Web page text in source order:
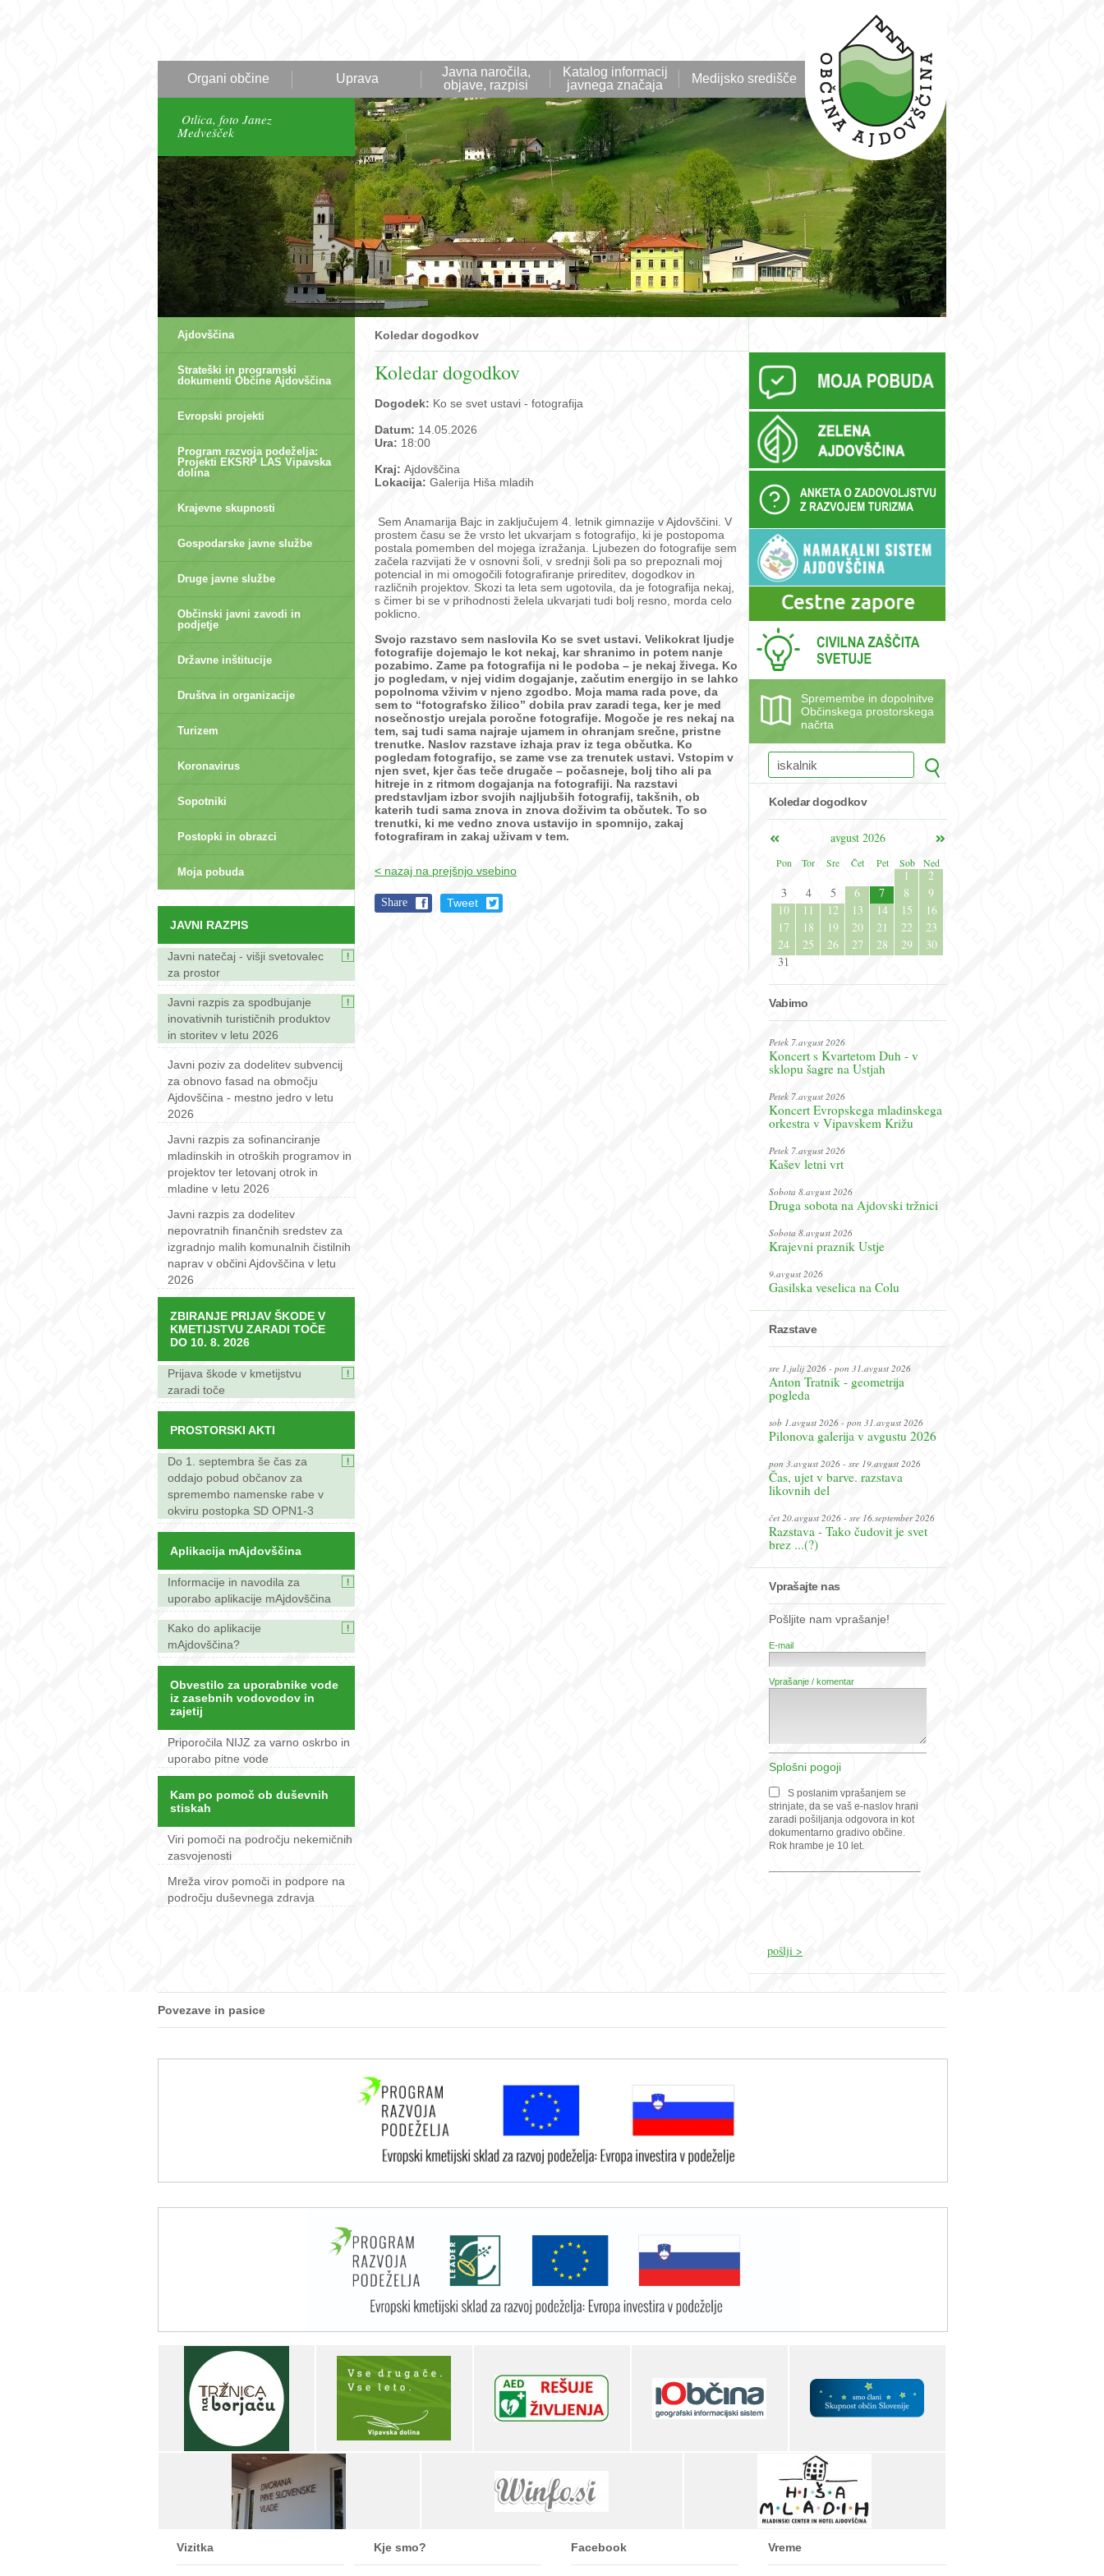
Organi občine Uprava
Javna naročila,
objave, razpisi
Katalog informacij
javnega značaja
Medijsko središče
Otlica, foto Janez
Medvešček
Ajdovščina
Strateški in programski
dokumenti Občine Ajdovščina
Evropski projekti
Program razvoja podeželja:
Projekti EKSRP LAS Vipavska
dolina
Krajevne skupnosti
Gospodarske javne službe
Druge javne službe
Občinski javni zavodi in
podjetje
Državne inštitucije
Društva in organizacije
Turizem
Koronavirus
Sopotniki
Postopki in obrazci
Moja pobuda
JAVNI RAZPIS
Javni natečaj - višji svetovalec
za prostor
Javni razpis za spodbujanje
inovativnih turističnih produktov
in storitev v letu 2026
Javni poziv za dodelitev subvencij
za obnovo fasad na območju
Ajdovščina - mestno jedro v letu
2026
Javni razpis za sofinanciranje
mladinskih in otroških programov in
projektov ter letovanj otrok in
mladine v letu 2026
Javni razpis za dodelitev
nepovratnih finančnih sredstev za
izgradnjo malih komunalnih čistilnih
naprav v občini Ajdovščina v letu
2026
ZBIRANJE PRIJAV ŠKODE V
KMETIJSTVU ZARADI TOČE
DO 10. 8. 2026
Prijava škode v kmetijstvu
zaradi toče
PROSTORSKI AKTI
Do 1. septembra še čas za
oddajo pobud občanov za
spremembo namenske rabe v
okviru postopka SD OPN1-3
Aplikacija mAjdovščina
Informacije in navodila za
uporabo aplikacije mAjdovščina
Kako do aplikacije
mAjdovščina?
Obvestilo za uporabnike vode
iz zasebnih vodovodov in
zajetij
Priporočila NIJZ za varno oskrbo in
uporabo pitne vode
Kam po pomoč ob duševnih
stiskah
Viri pomoči na področju nekemičnih
zasvojenosti
Mreža virov pomoči in podpore na
področju duševnega zdravja
Koledar dogodkov
Koledar dogodkov
Dogodek: Ko se svet ustavi - fotografija
Datum: 14.05.2026
Ura: 18:00
Kraj: Ajdovščina
Lokacija: Galerija Hiša mladih
Sem Anamarija Bajc in zaključujem 4. letnik gimnazije v Ajdovščini. V
prostem času se že vrsto let ukvarjam s fotografijo, ki je postopoma
postala pomemben del mojega izražanja. Ljubezen do fotografije sem
začela razvijati že v osnovni šoli, v srednji šoli pa so prepoznali moj
potencial in mi omogočili fotografiranje prireditev, dogodkov in
različnih projektov. Skozi ta leta sem ugotovila, da je fotografija nekaj,
s čimer bi se v prihodnosti želela ukvarjati tudi bolj resno, morda celo
poklicno.
Svojo razstavo sem naslovila Ko se svet ustavi. Velikokrat ljudje
fotografije dojemajo le kot nekaj, kar shranimo in potem nanje
pozabimo. Zame pa fotografija ni le podoba – je nekaj živega. Ko
jo pogledam, v njej vidim dogajanje, začutim energijo in se lahko
popolnoma vživim v njeno zgodbo. Moja mama rada pove, da
sem to “fotografsko žilico” dobila prav zaradi tega, ker je med
nosečnostjo urejala poročne fotografije. Mogoče je res nekaj na
tem, saj tudi sama najraje ujamem in ohranjam srečne, pristne
trenutke. Naslov razstave izhaja prav iz tega občutka. Ko
pogledam fotografijo, se zame vse za trenutek ustavi. Vstopim v
njen svet, kjer čas teče drugače – počasneje, bolj tiho ali pa
hitreje in z ritmom dogajanja na fotografiji. Na razstavi
predstavljam izbor svojih najljubših fotografij, takšnih, ob
katerih tudi sama znova in znova doživim ta občutek. To so
trenutki, ki me vedno znova ustavijo in spomnijo, zakaj
fotografiram in zakaj uživam v tem.
< nazaj na prejšnjo vsebino
Share Tweet
Spremembe in dopolnitve
Občinskega prostorskega
načrta
Koledar dogodkov
avgust 2026
Pon
Tor Sre Čet Pet Sob Ned
1
2
3
4 5 6 7 8
9
10
11 12 13 14 15
16
17
18 19 20 21 22
23
24
25 26 27 28 29
30
31
Vabimo
Petek 7.avgust 2026
Koncert s Kvartetom Duh - v
sklopu šagre na Ustjah
Petek 7.avgust 2026
Koncert Evropskega mladinskega
orkestra v Vipavskem Križu
Petek 7.avgust 2026
Kašev letni vrt
Sobota 8.avgust 2026
Druga sobota na Ajdovski tržnici
Sobota 8.avgust 2026
Krajevni praznik Ustje
9.avgust 2026
Gasilska veselica na Colu
Razstave
sre 1.julij 2026 - pon 31.avgust 2026
Anton Tratnik - geometrija
pogleda
sob 1.avgust 2026 - pon 31.avgust 2026
Pilonova galerija v avgustu 2026
pon 3.avgust 2026 - sre 19.avgust 2026
Čas, ujet v barve. razstava
likovnih del
čet 20.avgust 2026 - sre 16.september 2026
Razstava - Tako čudovit je svet
brez ...(?)
Vprašajte nas
Pošljite nam vprašanje!
E-mail
Vprašanje / komentar
Splošni pogoji
S poslanim vprašanjem se
strinjate, da se vaš e-naslov hrani
zaradi pošiljanja odgovora in kot
dokumentarno gradivo občine.
Rok hrambe je 10 let.
Povezave in pasice
Vizitka Kje smo? Facebook Vreme